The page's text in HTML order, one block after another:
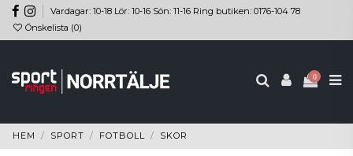
Vardagar: 10-18 Lör: 10-16 Sön: 11-16 Ring butiken: 0176-104 78
Önskelista (0)
0
HEM SPORT FOTBOLL SKOR